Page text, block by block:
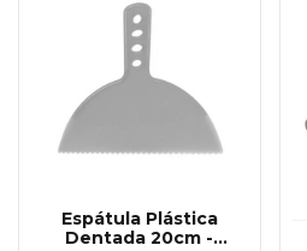
Espátula Plástica
Dentada 20cm -